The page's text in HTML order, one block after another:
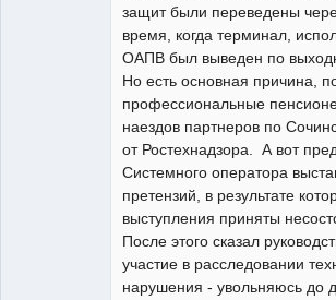
защит были переведены
время, когда терминал,
ОАПВ был выведен по
Но есть основная причина,
профессиональные
наездов партнеров по
от Ростехнадзора. А вот
Системного оператора
претензий, в результате
выступления приняты
После этого сказал
участие в расследовании
нарушения - увольняюсь до